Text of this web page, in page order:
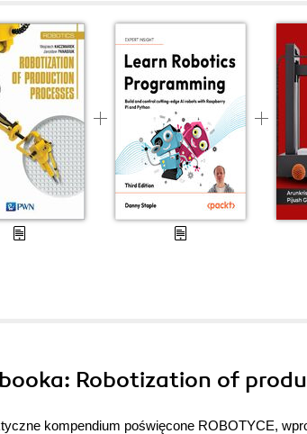
: Robotization of
kompendium poświęcone ROBOTYCE,